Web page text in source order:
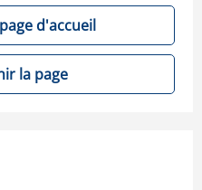
d'accueil
la page